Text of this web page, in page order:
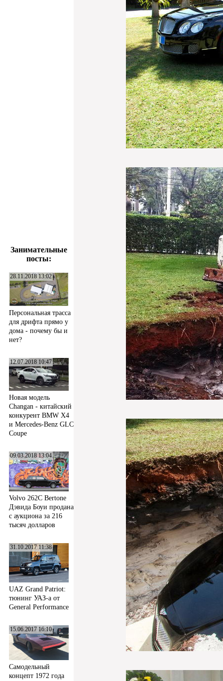
Занимательные
посты:
28.11.2018 13:02
Персональная трасса
для дрифта прямо у
дома - почему бы и
нет?
12.07.2018 10:47
Новая модель
Changan - китайский
конкурент BMW X4
и Mercedes-Benz GLC
Coupe
09.03.2018 13:04
Volvo 262C Bertone
Дэвида Боуи продана
с аукциона за 216
тысяч долларов
31.10.2017 11:38
UAZ Grand Patriot:
тюнинг УАЗ-а от
General Performance
15.06.2017 16:10
Самодельный
концепт 1972 года